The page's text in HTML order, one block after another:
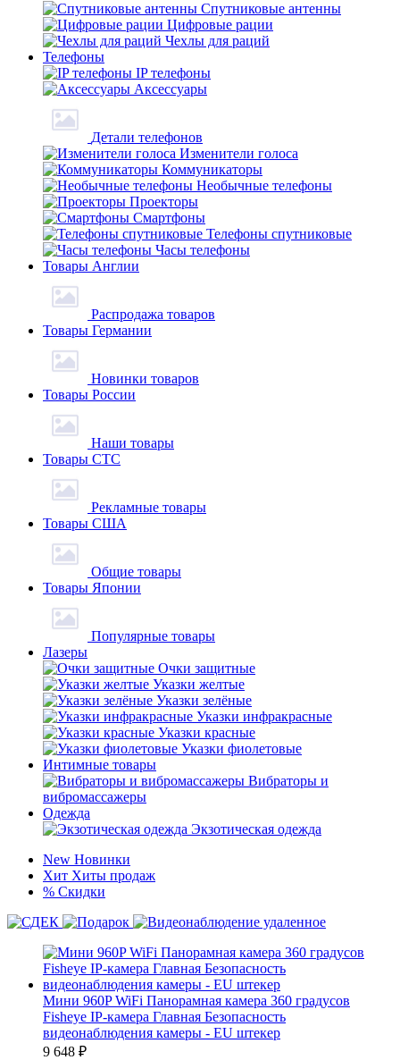
Спутниковые антенны
Цифровые рации
Чехлы для раций
Телефоны
IP телефоны
Аксессуары
Детали телефонов
Изменители голоса
Коммуникаторы
Необычные телефоны
Проекторы
Смартфоны
Телефоны спутниковые
Часы телефоны
Товары Англии
Распродажа товаров
Товары Германии
Новинки товаров
Товары России
Наши товары
Товары СТС
Рекламные товары
Товары США
Общие товары
Товары Японии
Популярные товары
Лазеры
Очки защитные
Указки желтые
Указки зелёные
Указки инфракрасные
Указки красные
Указки фиолетовые
Интимные товары
Вибраторы и
вибромассажеры
Одежда
Экзотическая одежда
New Новинки
Хит Хиты продаж
% Скидки
Мини 960P WiFi Панорамная камера 360 градусов
Fisheye IP-камера Главная Безопасность
видеонаблюдения камеры - EU штекер
9 648 ₽